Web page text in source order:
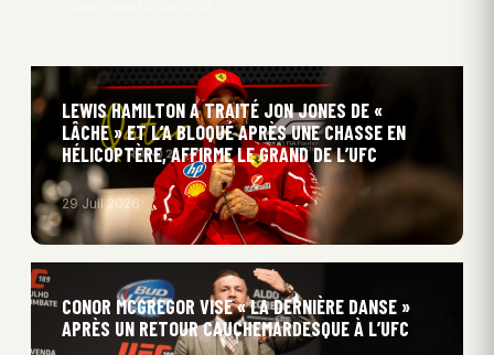
LEWIS HAMILTON A TRAITÉ JON JONES DE «
LÂCHE » ET L’A BLOQUÉ APRÈS UNE CHASSE EN
HÉLICOPTÈRE, AFFIRME LE GRAND DE L’UFC
29 Juil 2026
CONOR MCGREGOR VISE « LA DERNIÈRE DANSE »
APRÈS UN RETOUR CAUCHEMARDESQUE À L’UFC